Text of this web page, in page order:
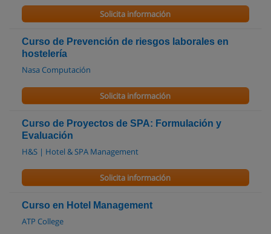
Solicita información
Curso de Prevención de riesgos laborales en
hostelería
Nasa Computación
Solicita información
Curso de Proyectos de SPA: Formulación y
Evaluación
H&S | Hotel & SPA Management
Solicita información
Curso en Hotel Management
ATP College